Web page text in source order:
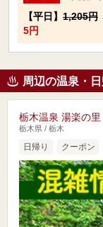
【平日】 1,205円
5円
周辺の温泉・
栃木温泉 湯楽の里
栃木県 / 栃木
日帰り クーポン